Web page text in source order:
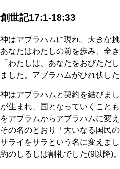
創世記17:1-18:33
神はアブラハムに現れ、大きな
あなたはわたしの前を歩み、全
「わたしは、あなたをおびただ
ました。アブラハムがひれ伏し
神はアブラハムと契約を結びま
が生まれ、国となっていくこと
をアブラムからアブラハムに変
その名のとおり「大いなる国民
サライをサラという名に変えま
約のしるしは割礼でした(9以降)。